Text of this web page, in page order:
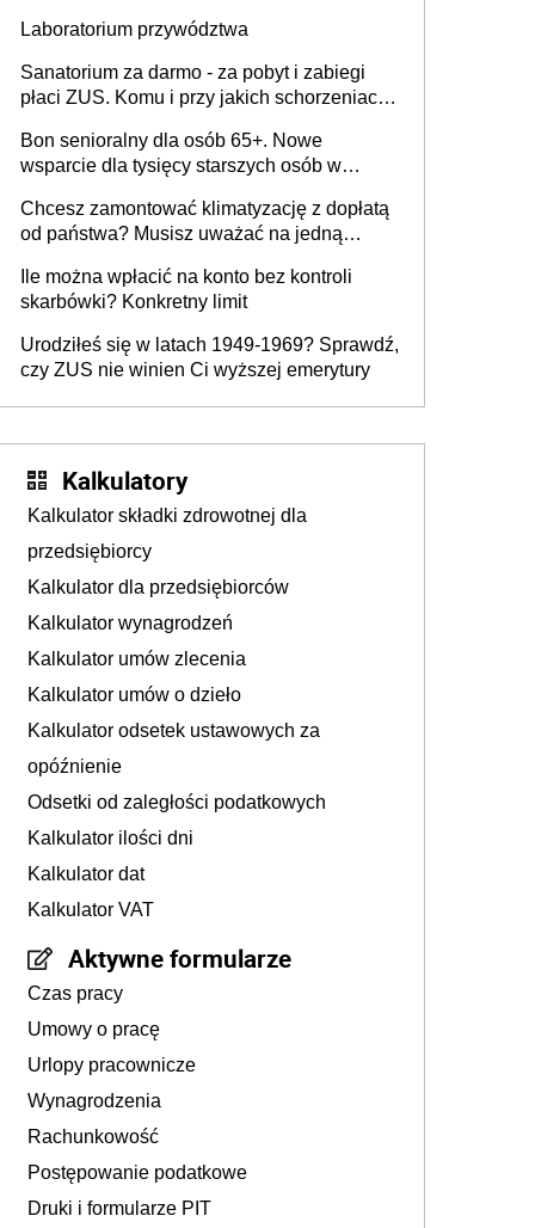
Laboratorium przywództwa
Sanatorium za darmo - za pobyt i zabiegi
płaci ZUS. Komu i przy jakich schorzeniach
zabiegów w 2026 r. Jak uzyskać
skierowanie?
Bon senioralny dla osób 65+. Nowe
wsparcie dla tysięcy starszych osób w
Chcesz zamontować klimatyzację z dopłatą
od państwa? Musisz uważać na jedną
Ile można wpłacić na konto bez kontroli
skarbówki? Konkretny limit
Urodziłeś się w latach 1949-1969? Sprawdź,
czy ZUS nie winien Ci wyższej emerytury
Kalkulatory
Kalkulator składki zdrowotnej dla
przedsiębiorcy
Kalkulator dla przedsiębiorców
Kalkulator wynagrodzeń
Kalkulator umów zlecenia
Kalkulator umów o dzieło
Kalkulator odsetek ustawowych za
opóźnienie
Odsetki od zaległości podatkowych
Kalkulator ilości dni
Kalkulator dat
Kalkulator VAT
Aktywne formularze
Czas pracy
Umowy o pracę
Urlopy pracownicze
Wynagrodzenia
Rachunkowość
Postępowanie podatkowe
Druki i formularze PIT